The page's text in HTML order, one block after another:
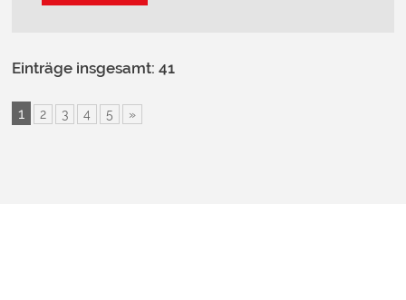
Einträge insgesamt: 41
1 2 3 4 5 »